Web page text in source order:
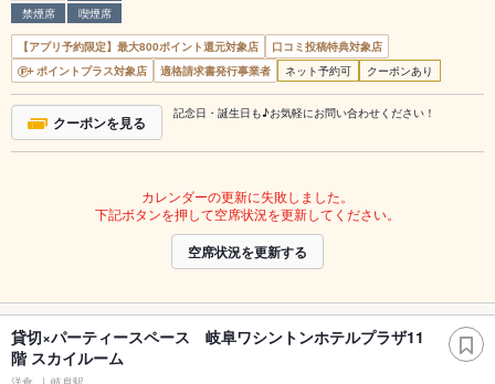
禁煙席
喫煙席
【アプリ予約限定】最大800ポイント還元対象店
口コミ投稿特典対象店
ポイントプラス対象店
適格請求書発行事業者 ネット予約可 クーポンあり
クーポンを見る 記念日・誕生日も♪お気軽にお問い合わせください！
カレンダーの更新に失敗しました。
下記ボタンを押して空席状況を更新してください。
空席状況を更新する
貸切×パーティースペース 岐阜ワシントンホテルプラザ11
階 スカイルーム